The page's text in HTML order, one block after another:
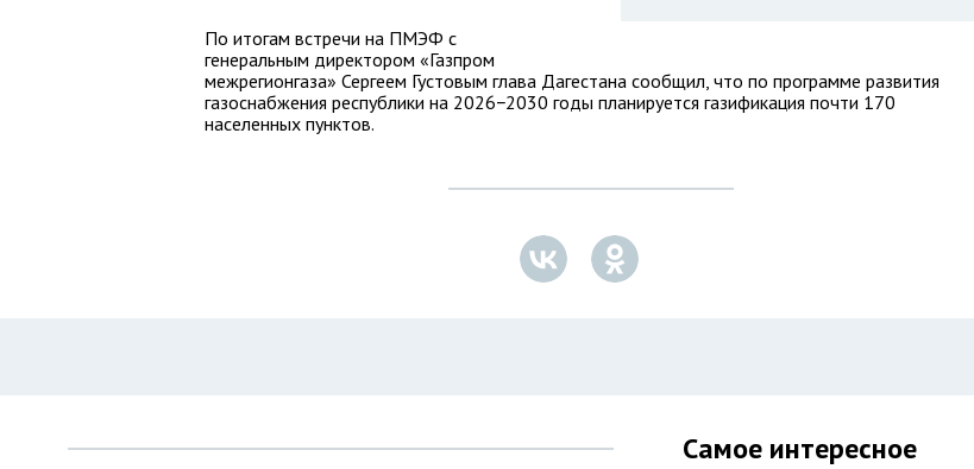
По итогам встречи на ПМЭФ с
генеральным директором «Газпром
межрегионгаза» Сергеем Густовым глава Дагестана сообщил, что по программе развития
газоснабжения республики на 2026−2030 годы планируется газификация почти 170
населенных пунктов.
Самое интересное